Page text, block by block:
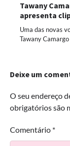
Tawany
apresenta
Uma das novas
Tawany
Deixe um
O seu endereço
obrigatórios são
Comentário *